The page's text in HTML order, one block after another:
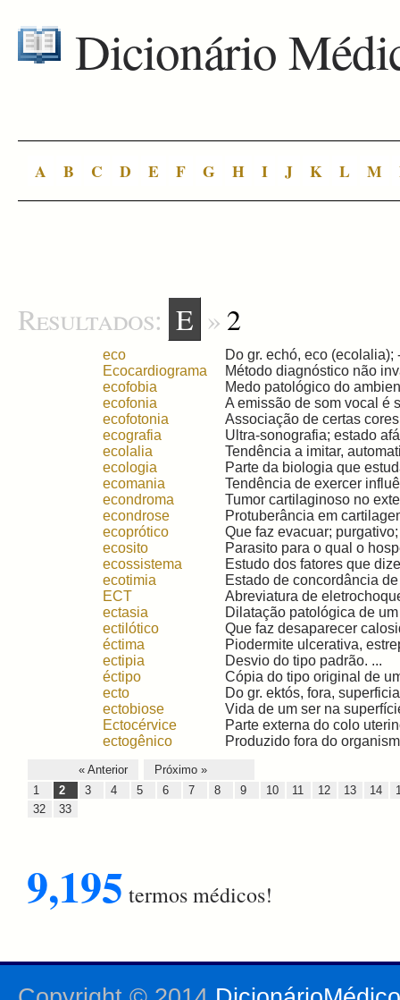
Dicionário
A B C D E F G H I J K L M
Resultados: E » 2
eco
Do gr. echó, eco (ecolalia);
Ecocardiograma
Método diagnóstico não
ecofobia
Medo patológico do
ecofonia
A emissão de som vocal é
ecofotonia
Associação de certas
ecografia
Ultra-sonografia; estado
ecolalia
Tendência a imitar,
ecologia
Parte da biologia que
ecomania
Tendência de exercer
econdroma
Tumor cartilaginoso no
econdrose
Protuberância em
ecoprótico
Que faz evacuar;
ecosito
Parasito para o qual o
ecossistema
Estudo dos fatores que
ecotimia
Estado de concordância
ECT
Abreviatura de
ectasia
Dilatação patológica de
ectilótico
Que faz desaparecer
éctima
Piodermite ulcerativa,
ectipia
Desvio do tipo padrão. ...
éctipo
Cópia do tipo original de
ecto
Do gr. ektós, fora,
ectobiose
Vida de um ser na
Ectocérvice
Parte externa do colo
ectogênico
Produzido fora do
« Anterior
Próximo »
1
2 3 4 5 6 7 8 9 10 11 12 13 14
32
33
9,195 termos médicos!